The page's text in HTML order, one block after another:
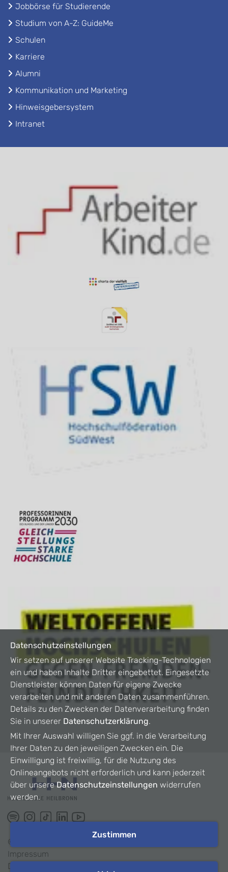
Jobbörse für Studierende
Studium von A-Z: GuideMe
Schulen
Karriere
Alumni
Kommunikation und Marketing
Hinweisgebersystem
Intranet
©
Impressum
Datenschutz
Datenschutzeinstellungen
Wir setzen auf unserer Website Tracking-Technologien
ein und haben Inhalte Dritter eingebettet. Eingesetzte
Dienstleister können Daten für eigene Zwecke
verarbeiten und mit anderen Daten zusammenführen.
Details zu den Zwecken der Datenverarbeitung finden
Sie in unserer Datenschutzerklärung.
Mit Ihrer Auswahl willigen Sie ggf. in die Verarbeitung
Ihrer Daten zu den jeweiligen Zwecken ein. Die
Einwilligung ist freiwillig, für die Nutzung des
Onlineangebots nicht erforderlich und kann jederzeit
über unsereDatenschutzeinstellungen widerrufen
werden.
Zustimmen